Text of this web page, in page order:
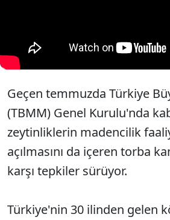
Geçen temmuzda Türkiye
(TBMM) Genel Kurulu'nda
zeytinliklerin madencilik
açılmasını da içeren torba
karşı tepkiler sürüyor.
Türkiye'nin 30 ilinden gelen